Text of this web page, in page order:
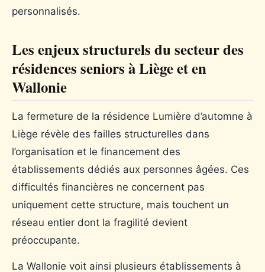
personnalisés.
Les enjeux structurels du secteur des
résidences seniors à Liège et en
Wallonie
La fermeture de la résidence Lumière d’automne à
Liège révèle des failles structurelles dans
l’organisation et le financement des
établissements dédiés aux personnes âgées. Ces
difficultés financières ne concernent pas
uniquement cette structure, mais touchent un
réseau entier dont la fragilité devient
préoccupante.
La Wallonie voit ainsi plusieurs établissements à